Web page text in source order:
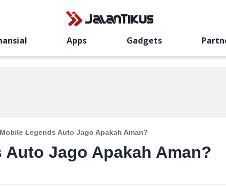
Apps Gadgets
Legends Auto Jago Apakah Aman?
Jago Apakah Aman?